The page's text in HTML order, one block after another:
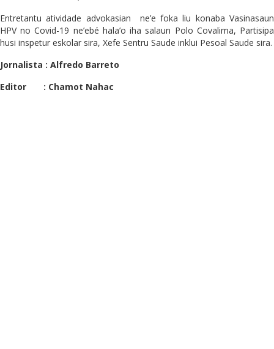
Entretantu atividade advokasian ne’e foka liu konaba Vasinasaun
HPV no Covid-19 ne’ebé hala’o iha salaun Polo Covalima, Partisipa
husi inspetur eskolar sira, Xefe Sentru Saude inklui Pesoal Saude sira.
Jornalista : Alfredo Barreto
Editor : Chamot Nahac